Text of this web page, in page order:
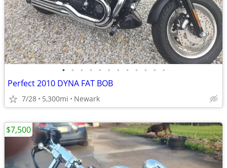
• • • • • • • • • • • •
Perfect 2010 DYNA FAT BOB
7/28 5,300mi Newark
$7,500